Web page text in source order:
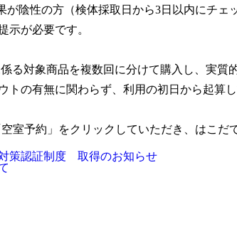
が陰性の方（検体採取日から3日以内にチェ
示が必要です。
る対象商品を複数回に分けて購⼊し、実質
トの有無に関わらず、利⽤の初⽇から起算
室予約」をクリックしていただき、はこだ
策認証制度 取得のお知らせ